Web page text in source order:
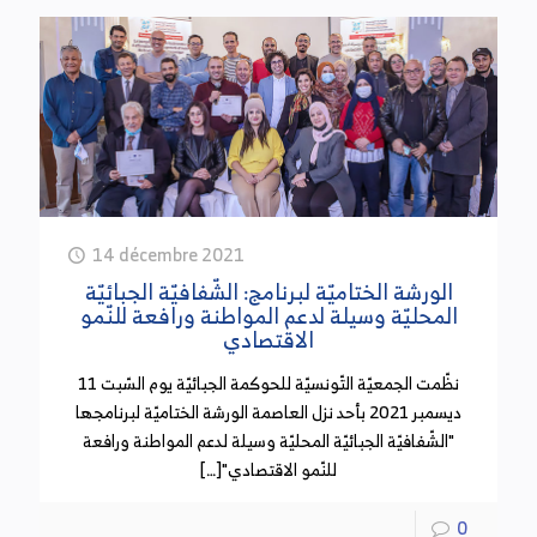
(20 سبتمبر 2024)
سجل مردود الضريبة على الشركات غير البترولية تطورا
بنسبة 30,2 بالمائة أي ما قيمته 478 مليون دينار إلى
موفى شهر أوت من سنة 2023 المنقضية.
كما سجل مردود الضريبة على الشركات البترولية زيادة
بنسبة 26,7 بالمائة أي ما قيمته 126 مليون دينار إلى
غاية شهر أوت 2023 وذلك في علاقة بتحسن استخلاص
الديون المثقلة.
هل يتم تغيير العملة للتصدي لظاهرة التهرب الجبائي؟
(18 سبتمبر 2024)
تم خلال الاجتماع الأخير للمجلس الوطني للجباية التداول
الجبائي والحد من استفحال وتفشي الاقتصاد
14 décembre 2021
الورشة الختاميّة لبرنامج: الشّفافيّة الجبائيّة
المحليّة وسيلة لدعم المواطنة ورافعة للنّمو
الاقتصادي
نظّمت الجمعيّة التّونسيّة للحوكمة الجبائيّة يوم السّبت 11
ديسمبر 2021 بأحد نزل العاصمة الورشة الختاميّة لبرنامجها
"الشّفافيّة الجبائيّة المحليّة وسيلة لدعم المواطنة ورافعة
للنّمو الاقتصادي"[…]
0